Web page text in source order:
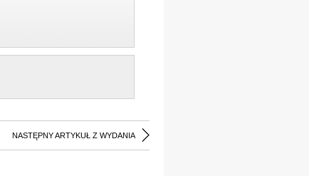
NASTĘPNY ARTYKUŁ Z WYDANIA